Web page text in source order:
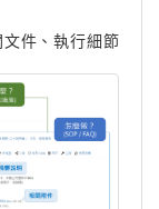
件、執行細節